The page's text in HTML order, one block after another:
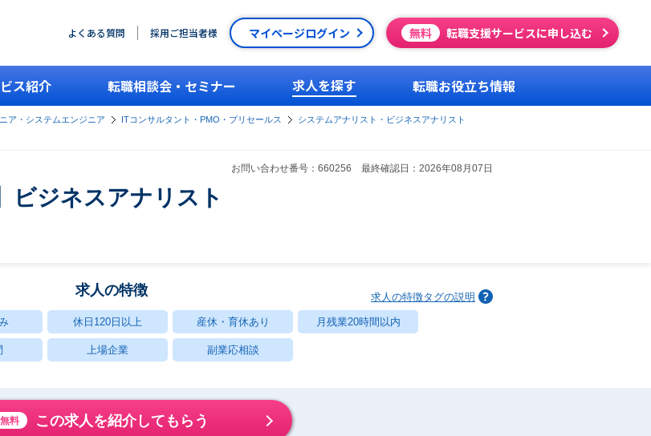
よくある質問 採用ご担当者様 マイページログイン 無料 転職支援サービスに申し込む
ス紹介 転職相談会・セミナー 求人を探す 転職お役立ち情報
ア・システムエンジニア ITコンサルタント・PMO・プリセールス
システムアナリスト・ビジネスアナリスト
お問い合わせ番号：660256 最終確認日：2026年08月07日
ビジネスアナリスト
求人の特徴 求人の特徴タグの説明
休日120日以上 産休・育休あり 月残業20時間以内
上場企業 副業応相談
無料 この求人を紹介してもらう